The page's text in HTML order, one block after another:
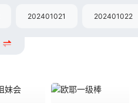
202401021 202401022